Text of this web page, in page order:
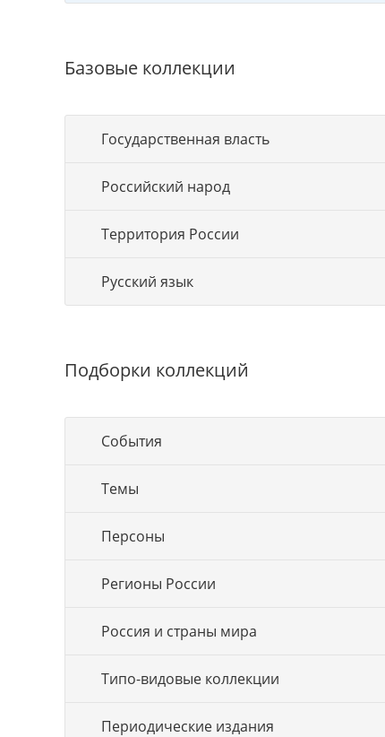
Базовые коллекции
Государственная власть
Российский народ
Территория России
Русский язык
Подборки коллекций
События
Темы
Персоны
Регионы России
Россия и страны мира
Типо-видовые коллекции
Периодические издания